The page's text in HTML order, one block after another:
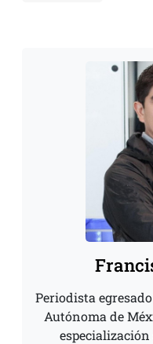
Periodista
Autónoma de